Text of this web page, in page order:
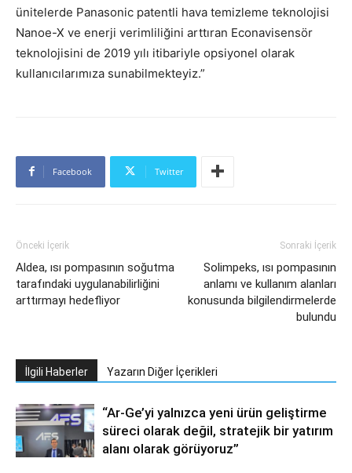
ünitelerde Panasonic patentli hava temizleme teknolojisi
Nanoe-X ve enerji verimliliğini arttıran Econavisensör
teknolojisini de 2019 yılı itibariyle opsiyonel olarak
kullanıcılarımıza sunabilmekteyiz.”
Facebook Twitter
Önceki İçerik
Aldea, ısı pompasının soğutma
tarafındaki uygulanabilirliğini
arttırmayı hedefliyor
Sonraki İçerik
Solimpeks, ısı pompasının
anlamı ve kullanım alanları
konusunda bilgilendirmelerde
bulundu
İlgili Haberler Yazarın Diğer İçerikleri
“Ar-Ge’yi yalnızca yeni ürün geliştirme
süreci olarak değil, stratejik bir yatırım
alanı olarak görüyoruz”